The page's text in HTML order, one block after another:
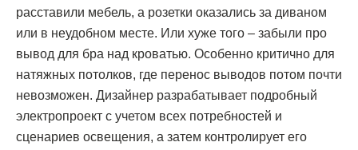
расставили мебель, а розетки оказались за диваном
или в неудобном месте. Или хуже того – забыли про
вывод для бра над кроватью. Особенно критично для
натяжных потолков, где перенос выводов потом почти
невозможен. Дизайнер разрабатывает подробный
электропроект с учетом всех потребностей и
сценариев освещения, а затем контролирует его